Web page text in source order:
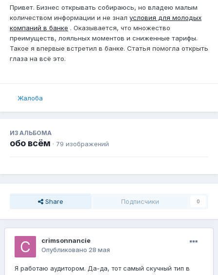
Привет. Бизнес открывать собираюсь, но владею малым
количеством информации и не знал условия для молодых
компаний в банке . Оказывается, что множество
преимуществ, лояльных моментов и сниженные тарифы.
Такое я впервые встретил в банке. Статья помогла открыть
глаза на всё это.
Жалоба
ИЗ АЛЬБОМА
обо всём · 79 изображений
Share Подписчики 0
crimsonnancie
Опубликовано 28 мая
Я работаю аудитором. Да-да, тот самый скучный тип в